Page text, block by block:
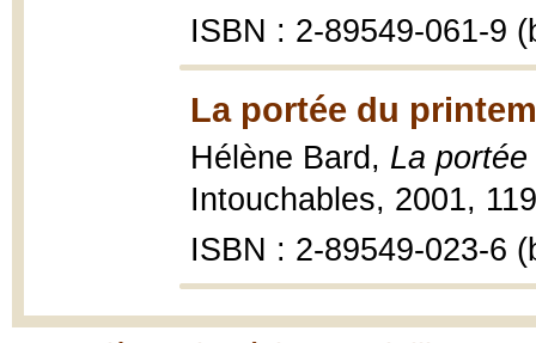
ISBN : 2-89549-061-9
La portée du
Hélène Bard, La
Intouchables, 2001,
ISBN : 2-89549-023-6